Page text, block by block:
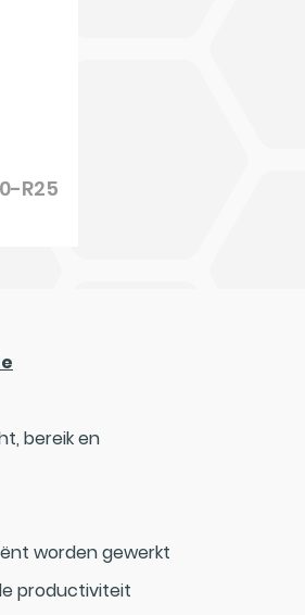
R25
bereik en
worden gewerkt
productiviteit